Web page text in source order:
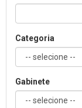
Categoria
Gabinete